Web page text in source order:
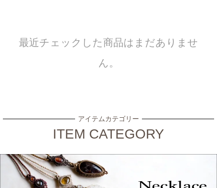
最近チェックした商品はまだありませ
ん。
アイテムカテゴリー
ITEM CATEGORY